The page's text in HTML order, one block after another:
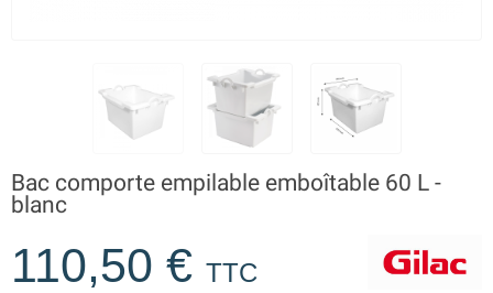
Bac comporte empilable emboîtable 60 L -
blanc
110,50 € TTC